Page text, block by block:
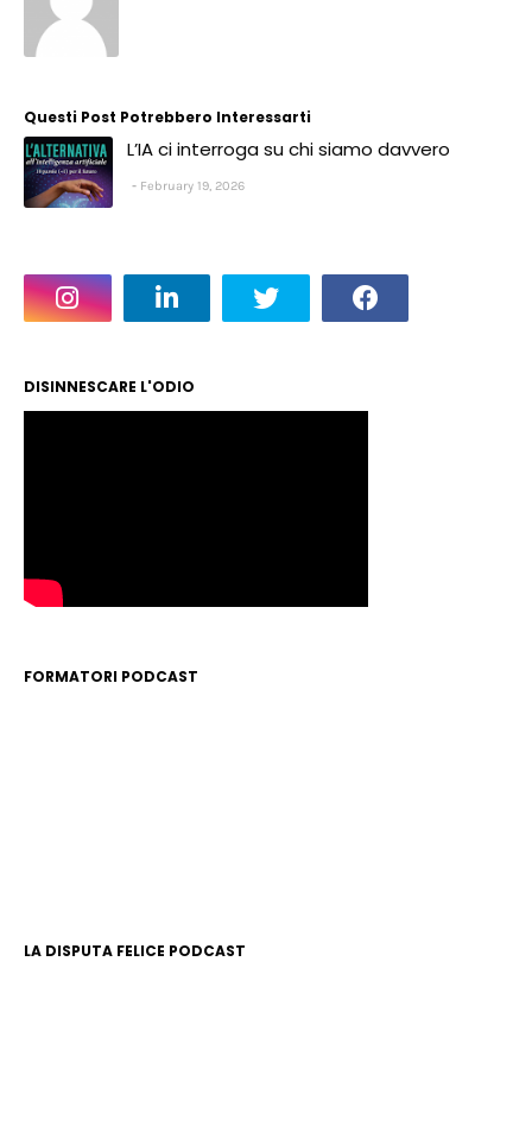
Questi Post Potrebbero Interessarti
L’IA ci interroga su chi siamo davvero
February 19, 2026
DISINNESCARE L'ODIO
FORMATORI PODCAST
LA DISPUTA FELICE PODCAST